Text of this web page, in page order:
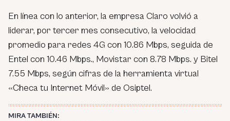
En línea con lo anterior, la empresa Claro volvió a
liderar, por tercer mes consecutivo, la velocidad
promedio para redes 4G con 10.86 Mbps, seguida de
Entel con 10.46 Mbps., Movistar con 8.78 Mbps. y Bitel
7.55 Mbps, según cifras de la herramienta virtual
«Checa tu Internet Móvil» de Osiptel.
MIRA TAMBIÉN: